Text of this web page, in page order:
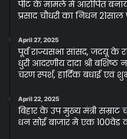
पीट के मामले मे आरोपित
प्रसाद चौधरी का निधन
April 27, 2025
पूर्व राज्यसभा सांसद, जदयू के
धुरी आदरणीय दादा श्री
चरण स्पर्श, हार्दिक बधाई एवं
April 22, 2025
बिहार के उप मुख्य मंत्री
धन सोई बाजार मे एक 100वेड